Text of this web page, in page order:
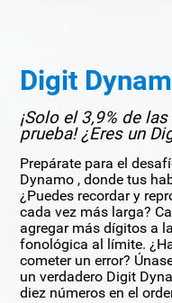
Digit
¡Solo el 3,9% de
prueba! ¿Eres un
Prepárate para el
Dynamo , donde tus
¿Puedes recordar y
cada vez más larga?
agregar más dígitos a
fonológica al límite.
cometer un error?
un verdadero Digit
diez números en el